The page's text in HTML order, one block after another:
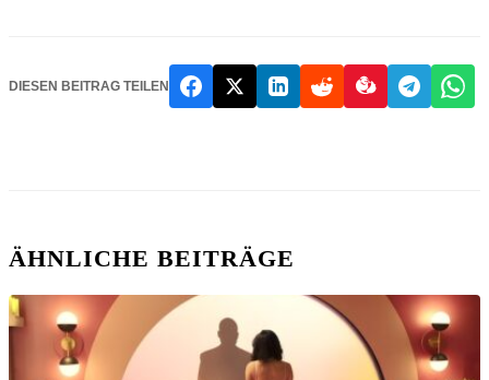
DIESEN BEITRAG TEILEN
ÄHNLICHE BEITRÄGE